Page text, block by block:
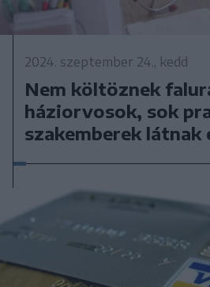
2024. szeptember 24., kedd
Nem költöznek
háziorvosok, sok
szakemberek látnak